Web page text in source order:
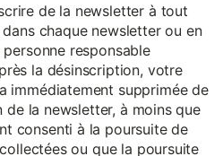
de la newsletter à tout
chaque newsletter ou en
responsable
la désinscription, votre
immédiatement supprimée de
la newsletter, à moins que
consenti à la poursuite de
ou que la poursuite